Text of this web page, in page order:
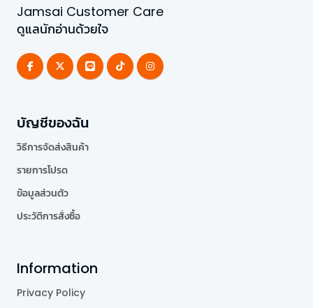
Jamsai Customer Care
ดูแลนักอ่านด้วยใจ
บัญชีของฉัน
วิธีการจัดส่งสินค้า
รายการโปรด
ข้อมูลส่วนตัว
ประวัติการสั่งซื้อ
Information
Privacy Policy